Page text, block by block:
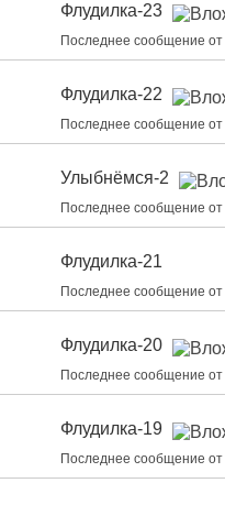
Флудилка-23
Последнее сообщение от
Флудилка-22
Последнее сообщение от
Улыбнёмся-2
Последнее сообщение от
Флудилка-21
Последнее сообщение от
Флудилка-20
Последнее сообщение от
Флудилка-19
Последнее сообщение от